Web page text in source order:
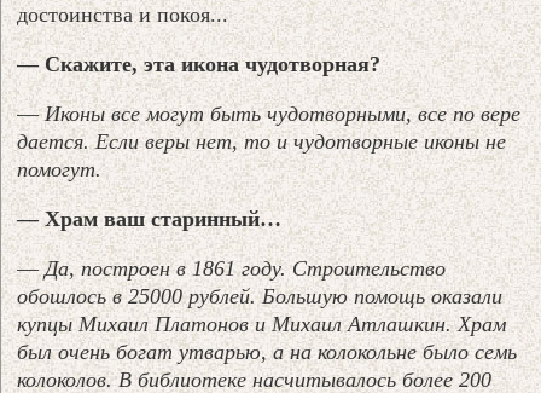
достоинства и покоя...
— Скажите, эта икона чудотворная?
—Иконы все могут быть чудотворными, все по вере
дается. Если веры нет, то и чудотворные иконы не
помогут.
— Храм ваш старинный…
—Да, построен в 1861 году. Строительство
обошлось в 25000 рублей. Большую помощь оказали
купцы Михаил Платонов и Михаил Атлашкин. Храм
был очень богат утварью, а на колокольне было семь
колоколов. В библиотеке насчитывалось более 200